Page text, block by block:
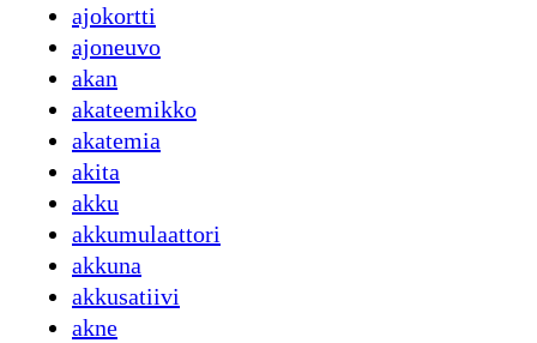
ajokortti
ajoneuvo
akan
akateemikko
akatemia
akita
akku
akkumulaattori
akkuna
akkusatiivi
akne